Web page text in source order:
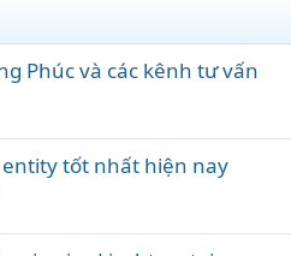
Phúc và các kênh tư vấn
tốt nhất hiện nay